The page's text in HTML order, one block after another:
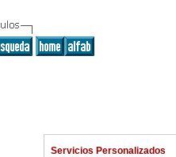
Servicios Personalizados